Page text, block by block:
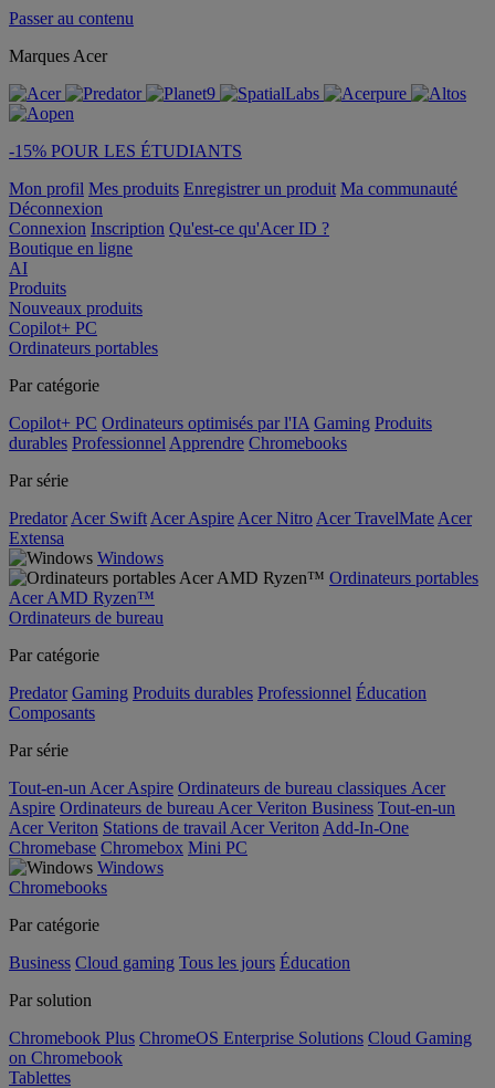
Passer au contenu
Marques Acer
-15% POUR LES ÉTUDIANTS
Mon profil Mes produits Enregistrer un produit Ma communauté
Déconnexion
Connexion Inscription Qu'est-ce qu'Acer ID ?
Boutique en ligne
AI
Produits
Nouveaux produits
Copilot+ PC
Ordinateurs portables
Par catégorie
Copilot+ PC Ordinateurs optimisés par l'IA Gaming Produits
durables Professionnel Apprendre Chromebooks
Par série
Predator Acer Swift Acer Aspire Acer Nitro Acer TravelMate Acer
Extensa
Windows
Ordinateurs portables
Acer AMD Ryzen™
Ordinateurs de bureau
Par catégorie
Predator Gaming Produits durables Professionnel Éducation
Composants
Par série
Tout-en-un Acer Aspire Ordinateurs de bureau classiques Acer
Aspire Ordinateurs de bureau Acer Veriton Business Tout-en-un
Acer Veriton Stations de travail Acer Veriton Add-In-One
Chromebase Chromebox Mini PC
Windows
Chromebooks
Par catégorie
Business Cloud gaming Tous les jours Éducation
Par solution
Chromebook Plus ChromeOS Enterprise Solutions Cloud Gaming
on Chromebook
Tablettes